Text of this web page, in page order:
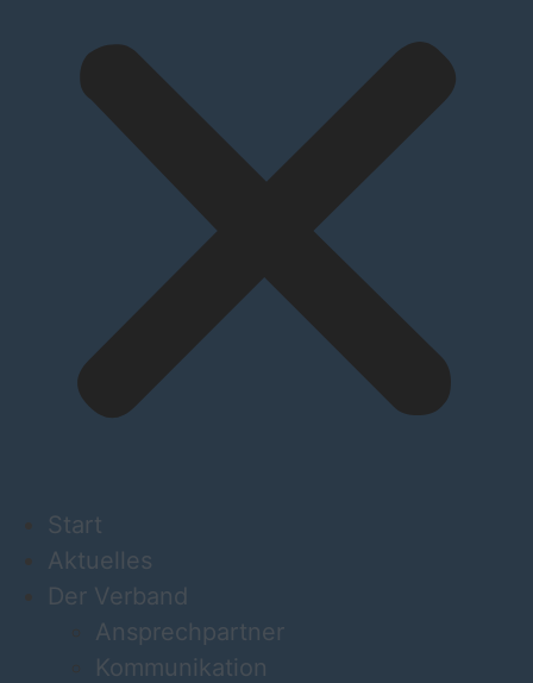
Start
Aktuelles
Der Verband
Ansprechpartner
Kommunikation